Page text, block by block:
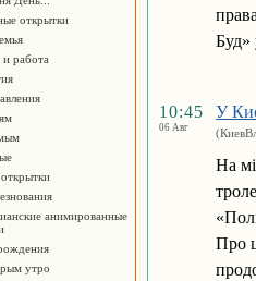
открытки
работа
анимированные
утро
Буд»
10:45
06 Авг
У
На
Про